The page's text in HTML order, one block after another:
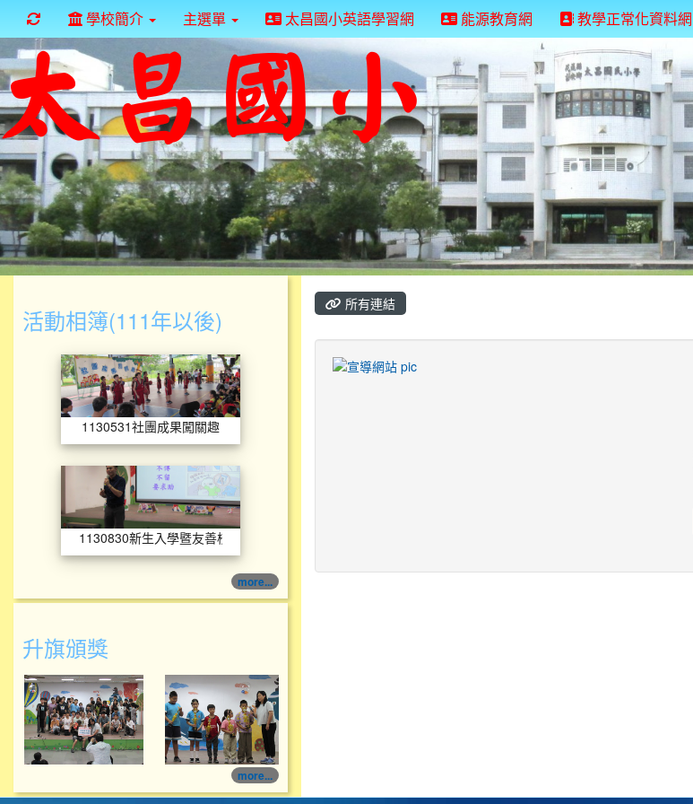
重新取得佈景設定
學校簡介 主選單 太昌國小英語學習網 能源教育網 教學正常化資料網
所有連結
活動相簿(111年以後)
1130531社團成果闖關趣
1130531社團成果闖關趣
1130830新生入學暨友善校園
1130830新生入學暨友善校園
more...
升旗頒獎
114學年度升旗頒獎
more...